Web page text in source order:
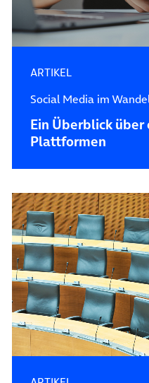
ARTIKEL
Social Media im
Ein Überblick
Plattformen